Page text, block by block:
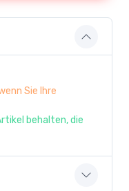
Sie Ihre
behalten, die